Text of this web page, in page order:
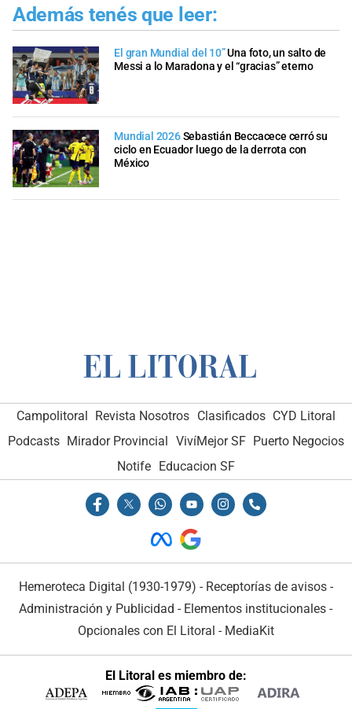
Además tenés que leer:
El gran Mundial del 10”Una foto, un salto de
Messi a lo Maradona y el “gracias” eterno
Mundial 2026Sebastián Beccacece cerró su
ciclo en Ecuador luego de la derrota con
México
Campolitoral Revista Nosotros Clasificados CYD Litoral
Podcasts Mirador Provincial VivíMejor SF Puerto Negocios
Notife Educacion SF
Hemeroteca Digital (1930-1979) - Receptorías de avisos -
Administración y Publicidad - Elementos institucionales -
Opcionales con El Litoral - MediaKit
El Litoral es miembro de: